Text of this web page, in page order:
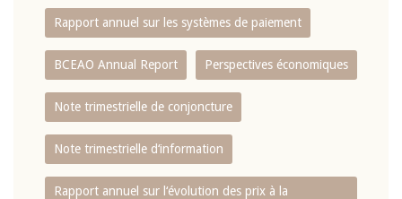
Rapport annuel sur les systèmes de paiement
BCEAO Annual Report Perspectives économiques
Note trimestrielle de conjoncture
Note trimestrielle d‘information
Rapport annuel sur l‘évolution des prix à la